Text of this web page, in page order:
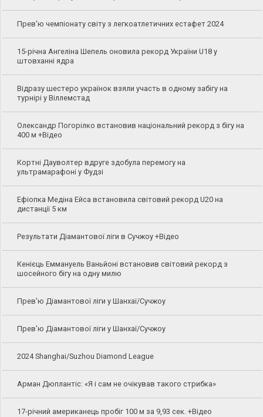
Прев'ю чемпіонату світу з легкоатлетичних естафет 2024
15-річна Ангеліна Шепель оновила рекорд України U18 у
штовханні ядра
Відразу шестеро українок взяли участь в одному забігу на
турнірі у Віллемстад
Олександр Погорілко встановив національний рекорд з бігу на
400 м +Відео
Кортні Дауволтер вдруге здобула перемогу на
ультрамарафоні у Фудзі
Ефіопка Медіна Ейса встановила світовий рекорд U20 на
дистанції 5 км
Результати Діамантової ліги в Сучжоу +Відео
Кенієць Еммануель Ваньйоні встановив світовий рекорд з
шосейного бігу на одну милю
Прев'ю Діамантової ліги у Шанхаї/Сучжоу
Прев'ю Діамантової ліги у Шанхаї/Сучжоу
2024 Shanghai/Suzhou Diamond League
Арман Дюплантіс: «Я і сам не очікував такого стрибка»
17-річний американець пробіг 100 м за 9,93 сек. +Відео